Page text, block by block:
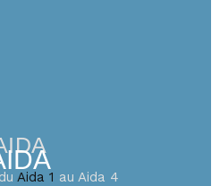
Aida 1 au Aida 4